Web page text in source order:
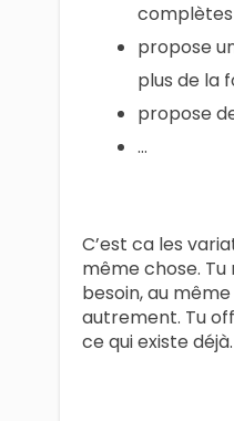
complètes
propose
plus de la
propose
…
C’est ca les
même chose.
besoin, au
autrement. Tu
ce qui existe déjà.